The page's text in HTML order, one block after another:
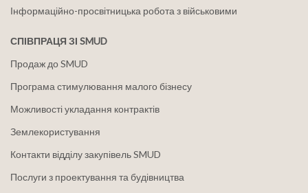
Інформаційно-просвітницька робота з військовими
СПІВПРАЦЯ ЗІ SMUD
Продаж до SMUD
Програма стимулювання малого бізнесу
Можливості укладання контрактів
Землекористування
Контакти відділу закупівель SMUD
Послуги з проектування та будівництва